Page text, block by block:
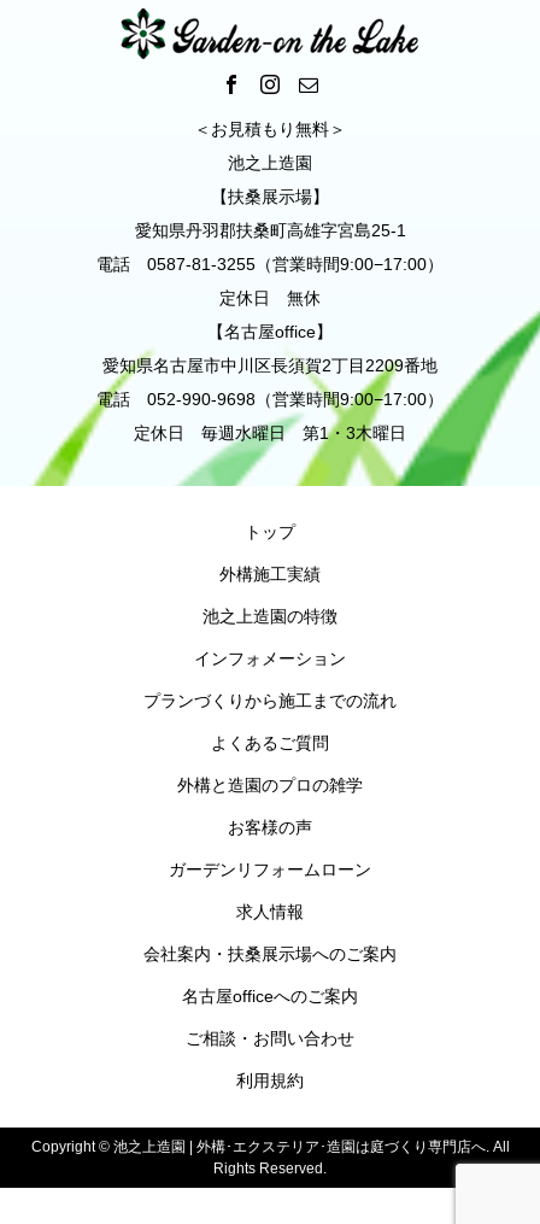
＜お見積もり無料＞
池之上造園
【扶桑展示場】
愛知県丹羽郡扶桑町高雄字宮島25-1
電話 0587-81-3255（営業時間9:00−17:00）
定休日 無休
【名古屋office】
愛知県名古屋市中川区長須賀2丁目2209番地
電話 052-990-9698（営業時間9:00−17:00）
定休日 毎週水曜日 第1・3木曜日
トップ
外構施工実績
池之上造園の特徴
インフォメーション
プランづくりから施工までの流れ
よくあるご質問
外構と造園のプロの雑学
お客様の声
ガーデンリフォームローン
求人情報
会社案内・扶桑展示場へのご案内
名古屋officeへのご案内
ご相談・お問い合わせ
利用規約
Copyright ©池之上造園 | 外構･エクステリア･造園は庭づくり専門店へ. All
Rights Reserved.